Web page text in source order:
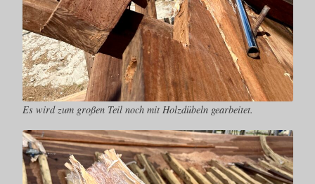
Es wird zum großen Teil noch mit Holzdübeln gearbeitet.